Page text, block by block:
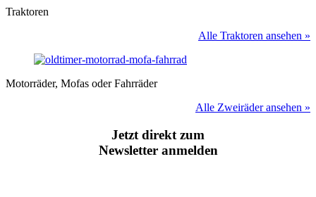
Traktoren
Alle Traktoren ansehen »
Motorräder, Mofas oder Fahrräder
Alle Zweiräder ansehen »
Jetzt direkt zum
Newsletter anmelden